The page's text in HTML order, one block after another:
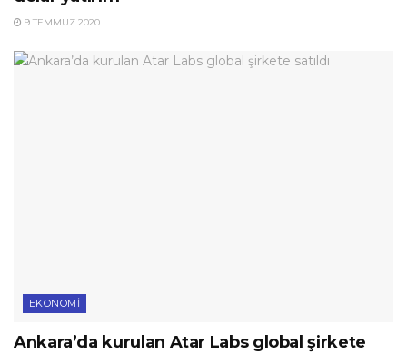
9 TEMMUZ 2020
EKONOMI
Ankara’da kurulan Atar Labs global şirkete